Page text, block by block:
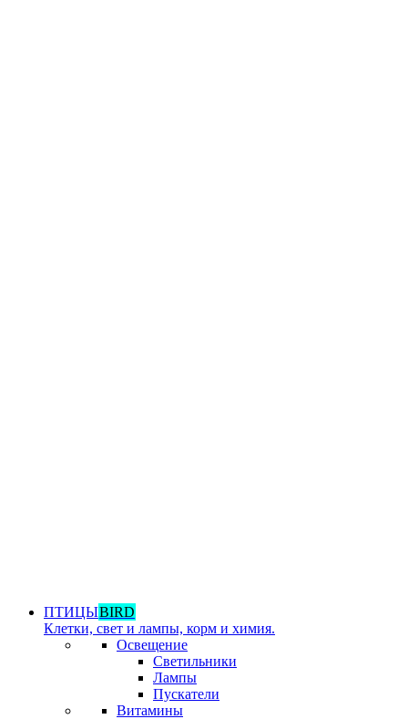
ПТИЦЫBIRD
Клетки, свет и лампы, корм и химия.
Освещение
Светильники
Лампы
Пускатели
Витамины